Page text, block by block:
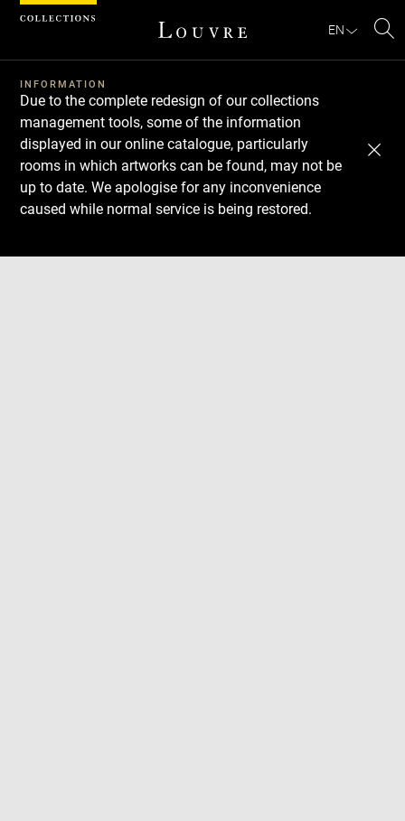
EN
INFORMATION
Due to the complete redesign of our collections
management tools, some of the information
displayed in our online catalogue, particularly
rooms in which artworks can be found, may not be
up to date. We apologise for any inconvenience
caused while normal service is being restored.
Download
Next
Previous
Cookies management panel